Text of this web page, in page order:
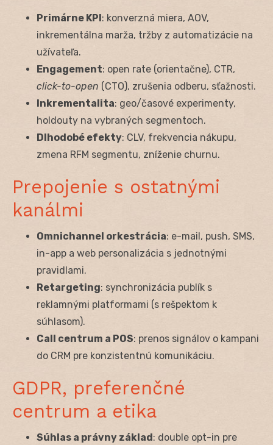
Primárne KPI: konverzná miera, AOV,
inkrementálna marža, tržby z automatizácie na
užívateľa.
Engagement: open rate (orientačne), CTR,
click-to-open (CTO), zrušenia odberu, sťažnosti.
Inkrementalita: geo/časové experimenty,
holdouty na vybraných segmentoch.
Dlhodobé efekty: CLV, frekvencia nákupu,
zmena RFM segmentu, zníženie churnu.
Prepojenie s ostatnými
kanálmi
Omnichannel orkestrácia: e-mail, push, SMS,
in-app a web personalizácia s jednotnými
pravidlami.
Retargeting: synchronizácia publík s
reklamnými platformami (s rešpektom k
súhlasom).
Call centrum a POS: prenos signálov o kampani
do CRM pre konzistentnú komunikáciu.
GDPR, preferenčné
centrum a etika
Súhlas a právny základ: double opt-in pre